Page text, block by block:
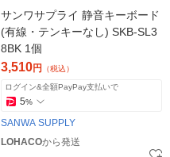
サンワサプライ 静音キーボード
(有線・テンキーなし) SKB-SL3
8BK 1個
3,510円 （税込）
ログイン&全額PayPay支払いで
5%
SANWA SUPPLY
LOHACOから発送